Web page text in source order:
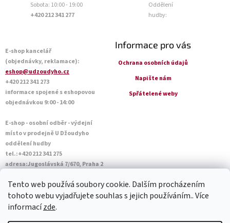
Tento web používá soubory cookie. Dalším procházením
tohoto webu vyjadřujete souhlas s jejich používáním.. Více
informacízde.
Sobota: 10:00 - 19:00
+420 212 341 277
Oddělení
hudby:
E-shop kancelář
(objednávky, reklamace):
eshop@udzoudyho.cz
+420 212 341 273
informace spojené s eshopovou
objednávkou 9:00 - 14:00
E-shop - osobní odběr - výdejní
místo v prodejně U Džoudyho
oddělení hudby
tel.:+420 212 341 275
adresa:Jugoslávská 7/670, Praha 2
Sobota: 10:00 - 14:45
Informace pro vás
Ochrana osobních údajů
Napište nám
Spřátelené weby